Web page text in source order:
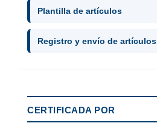
Plantilla de artículos
Registro y envío de artículos
CERTIFICADA POR